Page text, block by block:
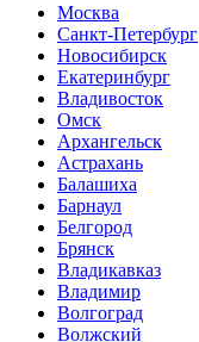
Москва
Санкт-Петербург
Новосибирск
Екатеринбург
Владивосток
Омск
Архангельск
Астрахань
Балашиха
Барнаул
Белгород
Брянск
Владикавказ
Владимир
Волгоград
Волжский